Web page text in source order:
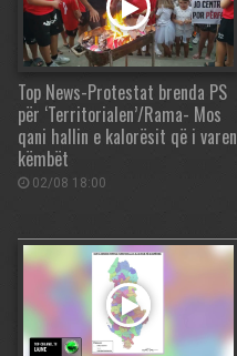
Top News-Protestat brenda PS
për ‘Territorialen’/Rama- Mos
qani hallin e kalorësit që i varen
këmbët
02/08 18:00